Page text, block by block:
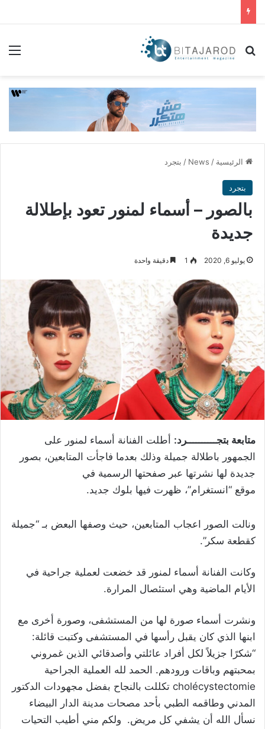
بحث عن
الرئيسية /
News
/ بتجرد
بتجرد
بالصور – أسماء لمنور تعود بإطلالة
جديدة
يوليو 6, 2020 1 دقيقة واحدة
متابعة بتجــــــــــرد: أطلت الفنانة أسماء لمنور على
الجمهور باطلالة جميلة وذلك بعدما فاجأت المتابعين، بصور
جديدة لها نشرتها عبر صفحتها الرسمية في
موقع “انستغرام”، ظهرت فيها بلوك جديد.
ونالت الصور اعجاب المتابعين، حيث وصفها البعض بـ “جميلة
كقطعة سكر”.
وكانت الفنانة أسماء لمنور قد خضعت لعملية جراحية في
الأيام الماضية وهي استئصال المرارة.
ونشرت أسماء صورة لها من المستشفى، وصورة أخرى مع
ابنها الذي كان يقبل رأسها في المستشفى وكتبت قائلة:
“شكرًا جزيلاً لكل أفراد عائلتي وأصدقائي الذين غمروني
بمحبتهم وباقات ورودهم. الحمد لله العملية الجراحية
cholécystectomie تكللت بالنجاح بفضل مجهودات الدكتور
المدني وطاقمه الطبي بأحد مصحات مدينة الدار البيضاء
نسأل الله أن يشفي كل مريض. ولكم مني أطيب التحيات